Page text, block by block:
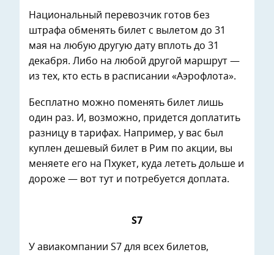
Национальный перевозчик готов без
штрафа обменять билет с вылетом до 31
мая на любую другую дату вплоть до 31
декабря. Либо на любой другой маршрут —
из тех, кто есть в расписании «Аэрофлота».
Бесплатно можно поменять билет лишь
один раз. И, возможно, придется доплатить
разницу в тарифах. Например, у вас был
куплен дешевый билет в Рим по акции, вы
меняете его на Пхукет, куда лететь дольше и
дороже — вот тут и потребуется доплата.
S7
У авиакомпании S7 для всех билетов,